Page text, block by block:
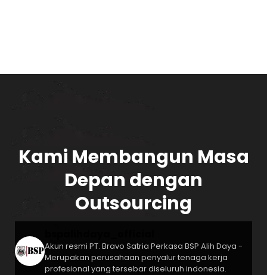
Kami Membangun Masa
Depan dengan
Outsourcing
Akun resmi PT. Bravo Satria Perkasa BSP Alih Daya -
Merupakan perusahaan penyalur tenaga kerja
profesional yang tersebar diseluruh indonesia.